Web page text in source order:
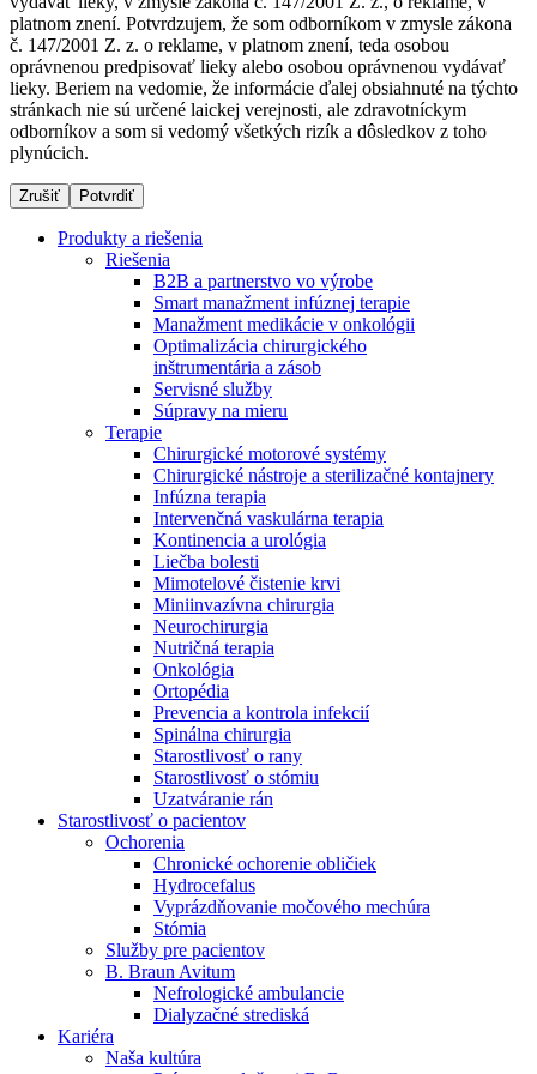
Produktový katalóg​
Objavte naše produkty. ​Navštívte produktový katalóg B.
Braun​ s našim kompletným produktovým portfóliom.​
Dialyzačné strediská
B. Braun Avitum poskytuje kvalitnú dialyzačnú starostlivosť
vo všetkých svojich strediskách na Slovensku. Viac
Nefrologické ambulancie
V nefrologických ambulanciách prevádzkujeme poradenstvo
a prípravu pacientov k jednotlivým metódam náhrady funkcie
obličiek. Zvoľte si mesto, ktoré potrebujete a navštívte nás.
Zostaňte v dialógu s B. Braun. Kontaktujte nás.
platnom znení. Potvrdzujem, že som odborníkom v zmysle zákona
č. 147/2001 Z. z. o reklame, v platnom znení, teda osobou
oprávnenou predpisovať lieky alebo osobou oprávnenou vydávať
lieky. Beriem na vedomie, že informácie ďalej obsiahnuté na týchto
stránkach nie sú určené laickej verejnosti, ale zdravotníckym
odborníkov a som si vedomý všetkých rizík a dôsledkov z toho
plynúcich.
Zrušiť Potvrdiť
Produkty a riešenia
Riešenia
B2B a partnerstvo vo výrobe
Smart manažment infúznej terapie
Manažment medikácie v onkológii
Optimalizácia chirurgického
inštrumentária a zásob
Servisné služby
Súpravy na mieru
Terapie
Chirurgické motorové systémy
Chirurgické nástroje a sterilizačné kontajnery
Infúzna terapia
Intervenčná vaskulárna terapia
Kontinencia a urológia
Liečba bolesti
Mimotelové čistenie krvi
Miniinvazívna chirurgia
Neurochirurgia
Nutričná terapia
Onkológia
Ortopédia
Prevencia a kontrola infekcií
Spinálna chirurgia
Starostlivosť o rany
Starostlivosť o stómiu
Uzatváranie rán
Starostlivosť o pacientov
Ochorenia
Chronické ochorenie obličiek
Hydrocefalus
Vyprázdňovanie močového mechúra
Stómia
Služby pre pacientov
B. Braun Avitum
Nefrologické ambulancie
Dialyzačné strediská
Kariéra
Naša kultúra